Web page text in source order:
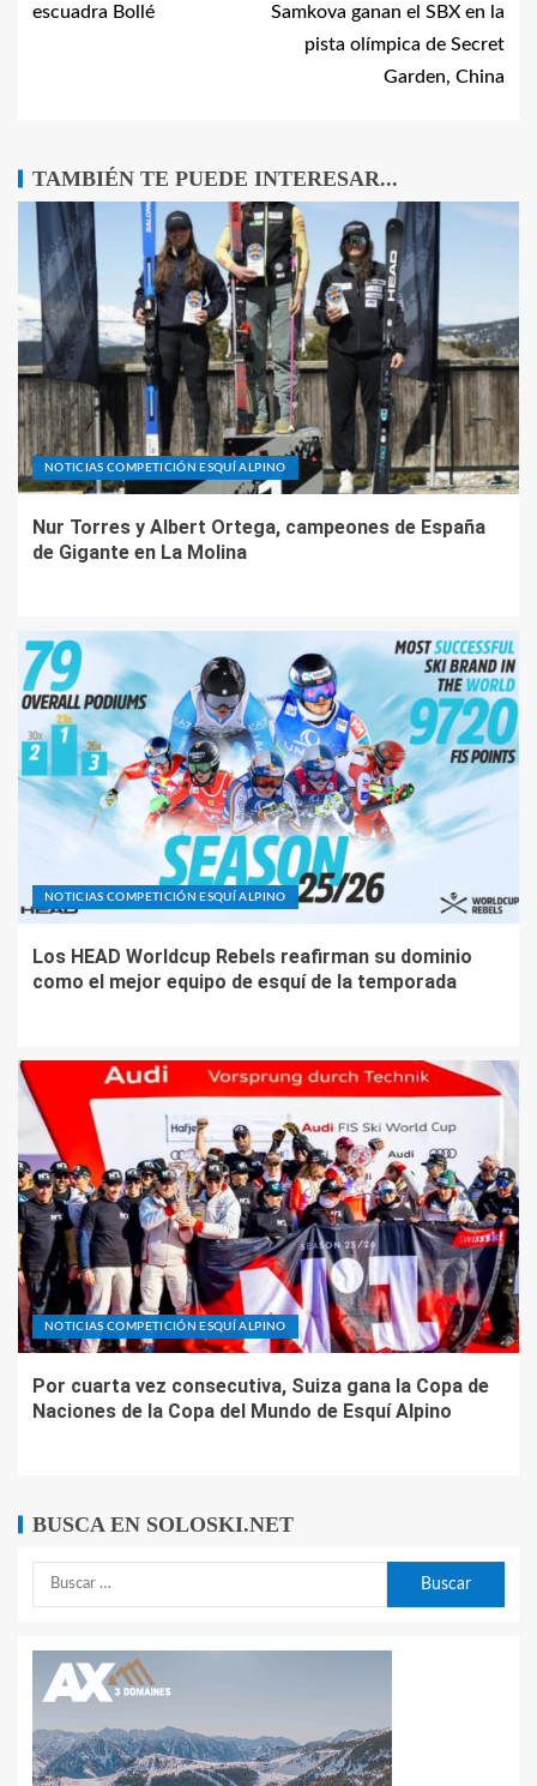
escuadra Bollé
Samkova ganan el SBX en la
pista olímpica de Secret
Garden, China
TAMBIÉN TE PUEDE INTERESAR...
NOTICIAS COMPETICIÓN ESQUÍ ALPINO
Nur Torres y Albert Ortega, campeones de España
de Gigante en La Molina
NOTICIAS COMPETICIÓN ESQUÍ ALPINO
Los HEAD Worldcup Rebels reafirman su dominio
como el mejor equipo de esquí de la temporada
NOTICIAS COMPETICIÓN ESQUÍ ALPINO
Por cuarta vez consecutiva, Suiza gana la Copa de
Naciones de la Copa del Mundo de Esquí Alpino
BUSCA EN SOLOSKI.NET